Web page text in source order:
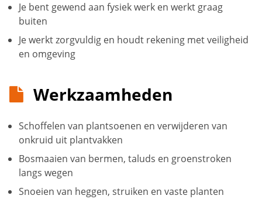
Je bent gewend aan fysiek werk en werkt graag
buiten
Je werkt zorgvuldig en houdt rekening met veiligheid
en omgeving
Werkzaamheden
Schoffelen van plantsoenen en verwijderen van
onkruid uit plantvakken
Bosmaaien van bermen, taluds en groenstroken
langs wegen
Snoeien van heggen, struiken en vaste planten